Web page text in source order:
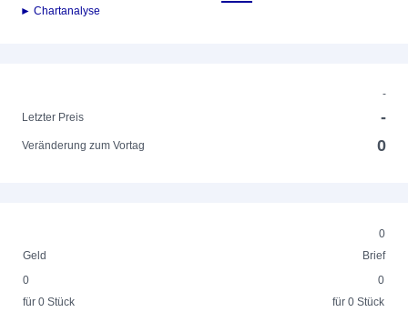
► Chartanalyse
-
Letzter Preis
-
Veränderung zum Vortag 0
0
Geld
Brief
0
für 0 Stück
0
für 0 Stück